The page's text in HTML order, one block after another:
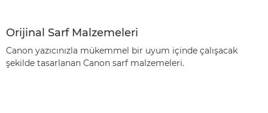
Orijinal Sarf Malzemeleri
Canon yazıcınızla mükemmel bir uyum içinde çalışacak
şekilde tasarlanan Canon sarf malzemeleri.